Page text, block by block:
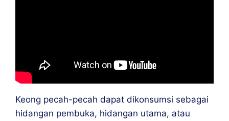
Keong pecah-pecah dapat dikonsumsi sebagai
hidangan pembuka, hidangan utama, atau